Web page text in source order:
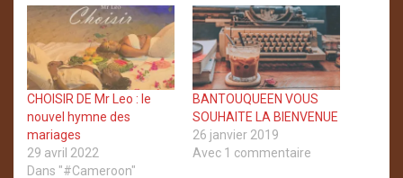
CHOISIR DE Mr Leo : le
nouvel hymne des
mariages
29 avril 2022
Dans "#Cameroon"
BANTOUQUEEN VOUS
SOUHAITE LA BIENVENUE
26 janvier 2019
Avec 1 commentaire